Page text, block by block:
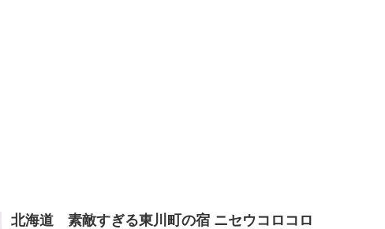
北海道 素敵すぎる東川町の宿 ニセウコロコロ